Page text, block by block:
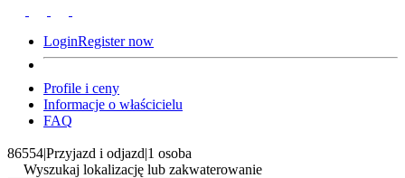
LoginRegister now
Profile i ceny
Informacje o właścicielu
FAQ
86554|Przyjazd i odjazd|1 osoba
Wyszukaj lokalizację lub zakwaterowanie